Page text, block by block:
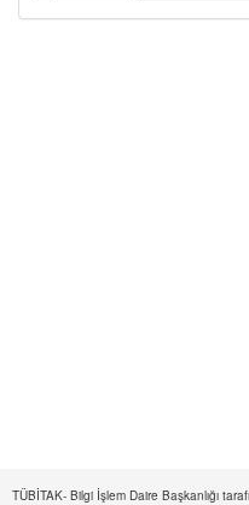
TÜBİTAK- Bilgi İşlem Daire Başkanlığı